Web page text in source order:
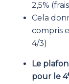
2,5%
Cela
compris
4/3)
Le
pour le 4